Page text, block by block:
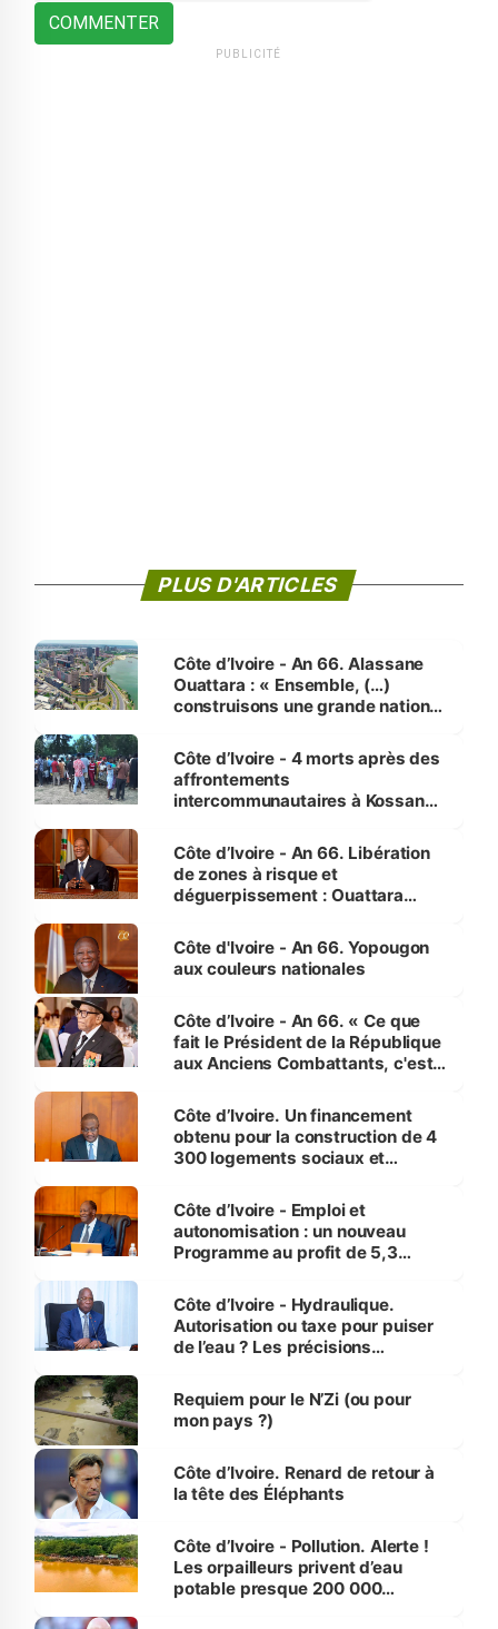
COMMENTER
PUBLICITÉ
PLUS D'ARTICLES
Côte d’Ivoire - An 66. Alassane
Ouattara : « Ensemble, (…)
construisons une grande nation
générations futures »
Côte d’Ivoire - 4 morts après des
affrontements
intercommunautaires à Kossandji
milieu des sinistrés
Côte d’Ivoire - An 66. Libération
de zones à risque et
déguerpissement : Ouattara
l'Etat de droit pour préserver les
vies humaines »
Côte d'Ivoire - An 66. Yopougon
aux couleurs nationales
Côte d’Ivoire - An 66. « Ce que
fait le Président de la République
aux Anciens Combattants, c'est
Côte d’Ivoire. Un financement
obtenu pour la construction de 4
300 logements sociaux et
et Yamoussoukro
Côte d’Ivoire - Emploi et
autonomisation : un nouveau
Programme au profit de 5,3
Côte d’Ivoire - Hydraulique.
Autorisation ou taxe pour puiser
de l’eau ? Les précisions
Requiem pour le N’Zi (ou pour
mon pays ?)
Côte d’Ivoire. Renard de retour à
la tête des Éléphants
Côte d’Ivoire - Pollution. Alerte !
Les orpailleurs privent d’eau
potable presque 200 000